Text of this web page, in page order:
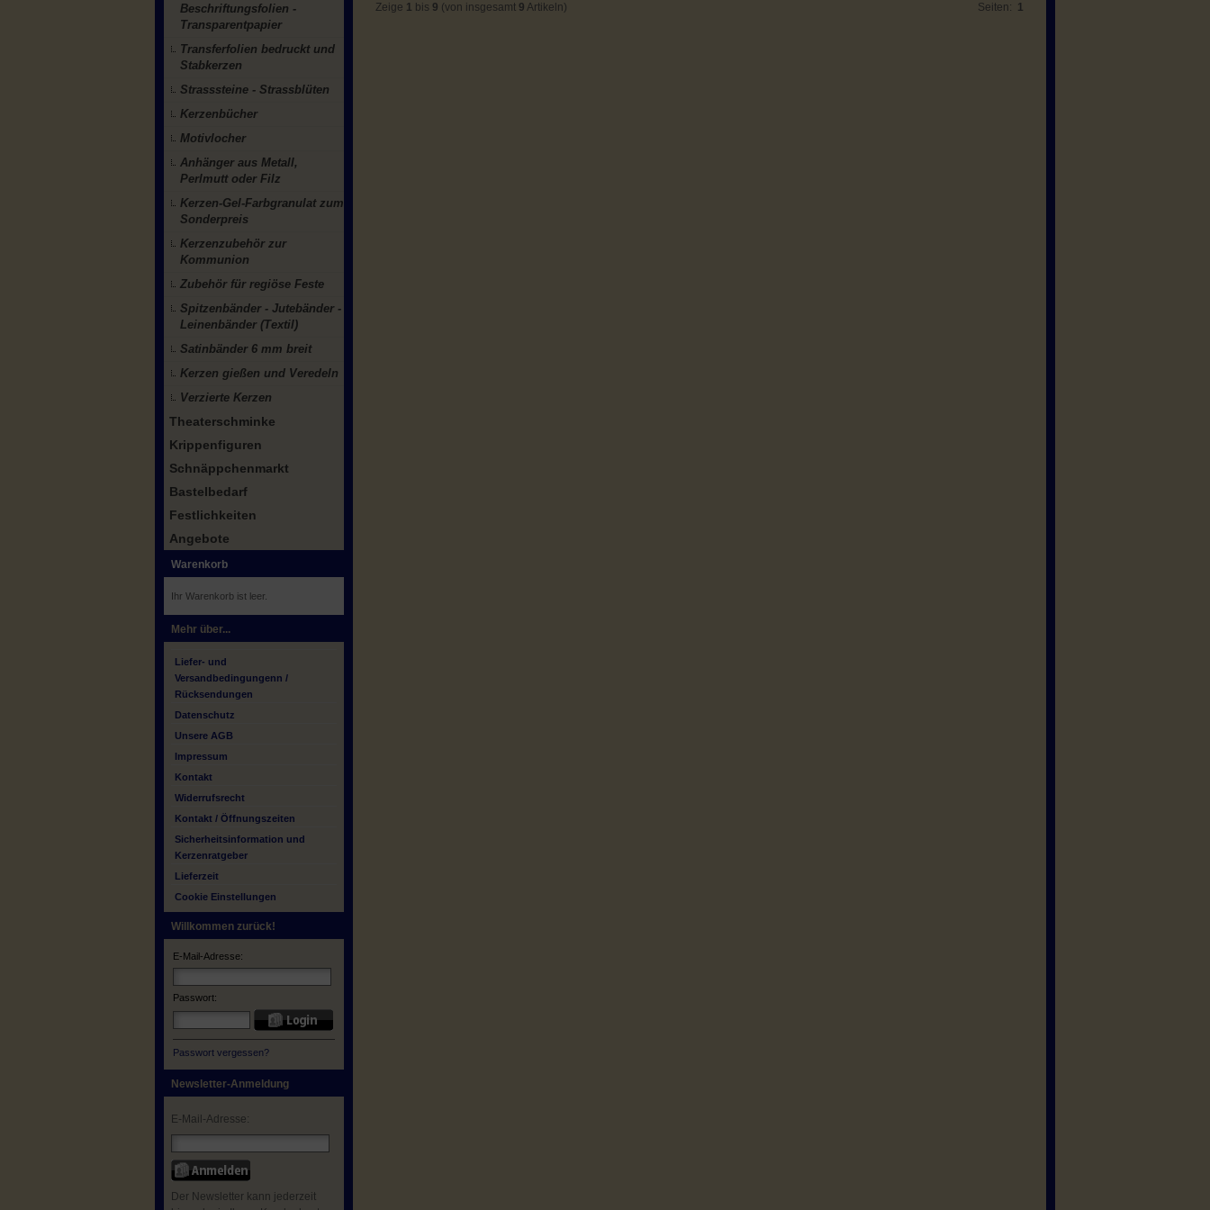
Beschriftungsfolien -
Transparentpapier
Transferfolien bedruckt und
Stabkerzen
Strasssteine - Strassblüten
Kerzenbücher
Motivlocher
Anhänger aus Metall,
Perlmutt oder Filz
Kerzen-Gel-Farbgranulat zum
Sonderpreis
Kerzenzubehör zur
Kommunion
Zubehör für regiöse Feste
Spitzenbänder - Jutebänder -
Leinenbänder (Textil)
Satinbänder 6 mm breit
Kerzen gießen und Veredeln
Verzierte Kerzen
Theaterschminke
Krippenfiguren
Schnäppchenmarkt
Bastelbedarf
Festlichkeiten
Angebote
Warenkorb
Ihr Warenkorb ist leer.
Mehr über...
Liefer- und
Versandbedingungenn /
Rücksendungen
Datenschutz
Unsere AGB
Impressum
Kontakt
Widerrufsrecht
Kontakt / Öffnungszeiten
Sicherheitsinformation und
Kerzenratgeber
Lieferzeit
Cookie Einstellungen
Willkommen zurück!
E-Mail-Adresse:
Passwort:
Passwort vergessen?
Newsletter-Anmeldung
E-Mail-Adresse:
Der Newsletter kann jederzeit
Zeige 1 bis 9 (von insgesamt 9 Artikeln) Seiten: 1